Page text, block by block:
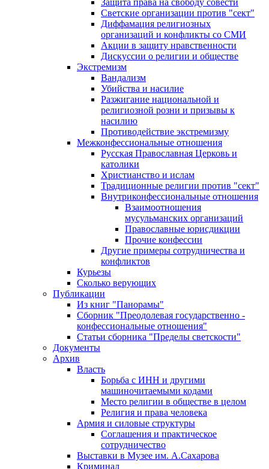
Защита права на свободу совести
Светские организации против "сект"
Диффамация религиозных
организаций и конфликты со СМИ
Акции в защиту нравственности
Дискуссии о религии и обществе
Экстремизм
Вандализм
Убийства и насилие
Разжигание национальной и
религиозной розни и призывы к
насилию
Противодействие экстремизму
Межконфессиональные отношения
Русская Православная Церковь и
католики
Христианство и ислам
Традиционные религии против "сект"
Внутриконфессиональные отношения
Взаимоотношения
мусульманских организаций
Православные юрисдикции
Прочие конфессии
Другие примеры сотрудничества и
конфликтов
Курьезы
Сколько верующих
Публикации
Из книг "Панорамы"
Сборник "Преодолевая государственно -
конфессиональные отношения"
Статьи сборника "Пределы светскости"
Документы
Архив
Власть
Борьба с ИНН и другими
машиночитаемыми кодами
Место религии в обществе в целом
Религия и права человека
Армия и силовые структуры
Соглашения и практическое
сотрудничество
Выставки в Музее им. А.Сахарова
Криминал